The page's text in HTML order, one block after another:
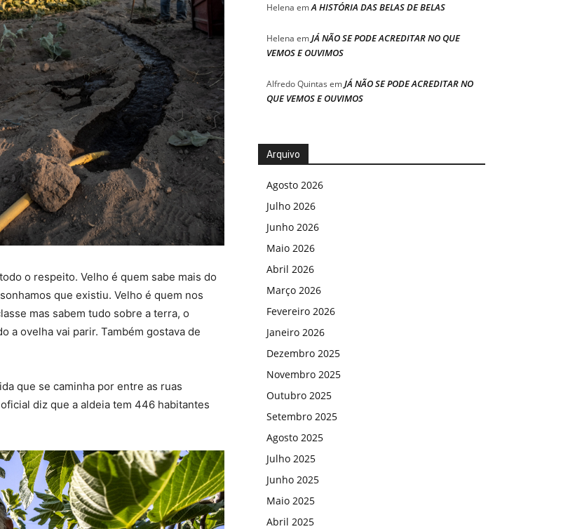
o respeito. Velho é quem sabe mais do
que existiu. Velho é quem nos
mas sabem tudo sobre a terra, o
a ovelha vai parir. Também gostava de
que se caminha por entre as ruas
diz que a aldeia tem 446 habitantes
Helena emA HISTÓRIA DAS BELAS DE BELAS
Helena emJÁ NÃO SE PODE ACREDITAR NO QUE
VEMOS E OUVIMOS
Alfredo Quintas emJÁ NÃO SE PODE ACREDITAR NO
QUE VEMOS E OUVIMOS
Arquivo
Agosto 2026
Julho 2026
Junho 2026
Maio 2026
Abril 2026
Março 2026
Fevereiro 2026
Janeiro 2026
Dezembro 2025
Novembro 2025
Outubro 2025
Setembro 2025
Agosto 2025
Julho 2025
Junho 2025
Maio 2025
Abril 2025